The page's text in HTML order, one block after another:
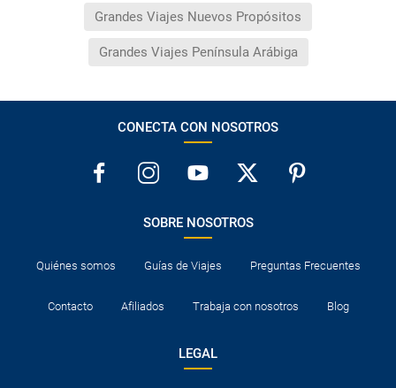
Grandes Viajes Nuevos Propósitos
Grandes Viajes Península Arábiga
CONECTA CON NOSOTROS
SOBRE NOSOTROS
Quiénes somos Guías de Viajes Preguntas Frecuentes
Contacto Afiliados Trabaja con nosotros Blog
LEGAL